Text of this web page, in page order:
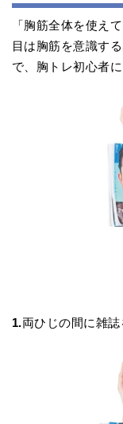
「胸筋全体を使え
目は胸筋を意識す
で、胸トレ初心者
1.両ひじの間に雑誌